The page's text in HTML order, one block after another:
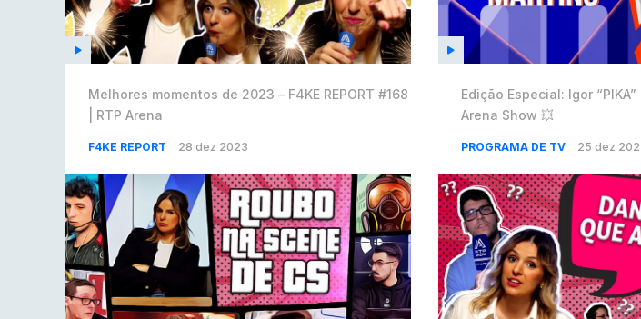
Melhores momentos de 2023 – F4KE REPORT #168
| RTP Arena
F4KE REPORT 28 dez 2023
Edição Especial: Igor
Arena Show 💥
PROGRAMA DE TV 25 dez